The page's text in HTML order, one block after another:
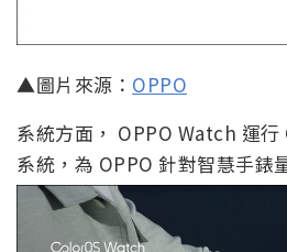
▲圖片來源： OPPO
系統方面， OPPO Watch 運
系統，為 OPPO 針對智慧手錶